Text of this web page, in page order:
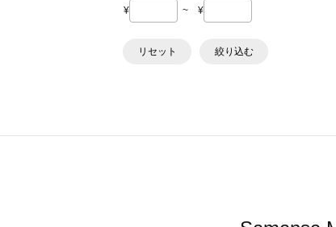
¥ ~ ¥
リセット 絞り込む